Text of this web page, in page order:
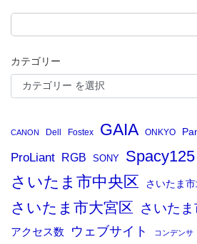
カテゴリー
CANON Dell Fostex GAIA ONKYO
ProLiant RGB SONY Spacy125
さいたま市中央区 さいたま市
さいたま市大宮区 さいた
アクセス数 ウェブサイト コンデンサ